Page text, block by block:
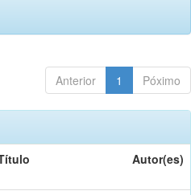
Anterior 1 Póximo
Autor(es)